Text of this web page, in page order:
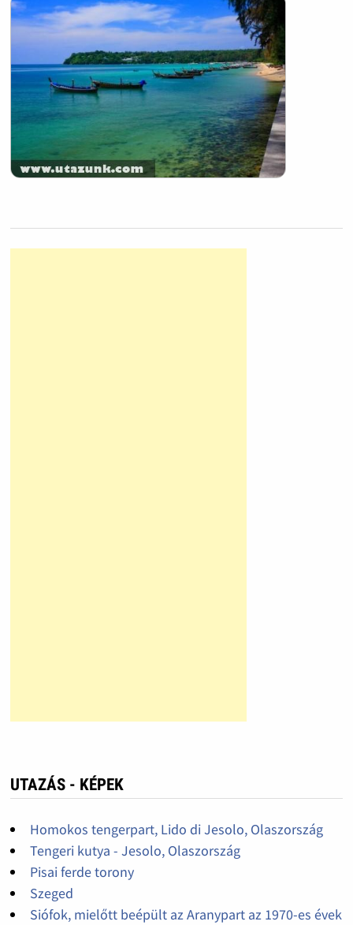
UTAZÁS - KÉPEK
Homokos tengerpart, Lido di Jesolo, Olaszország
Tengeri kutya - Jesolo, Olaszország
Pisai ferde torony
Szeged
Siófok, mielőtt beépült az Aranypart az 1970-es évek